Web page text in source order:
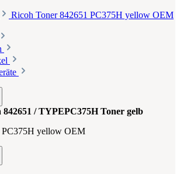
Ricoh Toner 842651 PC375H yellow OEM
/ TYPEPC375H Toner gelb
PC375H yellow OEM